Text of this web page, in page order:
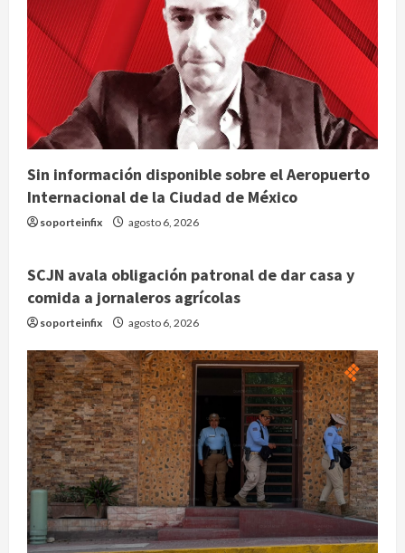
Sin información disponible sobre el Aeropuerto
Internacional de la Ciudad de México
soporteinfix agosto 6, 2026
SCJN avala obligación patronal de dar casa y
comida a jornaleros agrícolas
soporteinfix agosto 6, 2026